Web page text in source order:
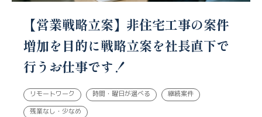
【営業戦略立案】非住宅工事の案件
増加を目的に戦略立案を社長直下で
行うお仕事です！
リモートワーク 時間・曜日が選べる 継続案件
残業なし・少なめ